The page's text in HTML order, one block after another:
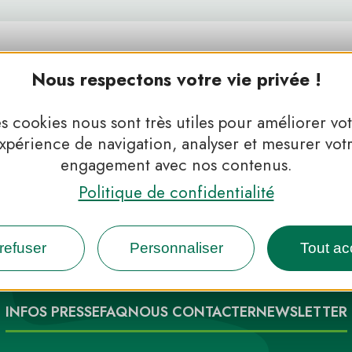
Nous respectons votre vie privée !
cookies nous sont très utiles pour améliorer
de navigation, analyser et mesurer
engagement avec nos contenus.
Politique de confidentialité
Personnaliser Tout
Parcs, de l’inspiration en
INFOS PRESSEFAQNOUS CONTACTERNEWSLETTER